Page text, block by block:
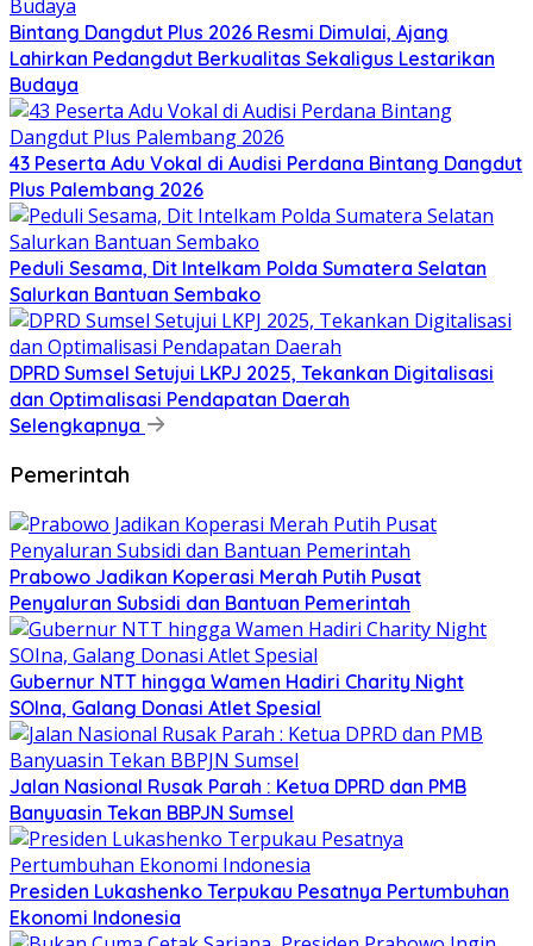
Bintang Dangdut Plus 2026 Resmi Dimulai, Ajang
Lahirkan Pedangdut Berkualitas Sekaligus Lestarikan
Budaya
43 Peserta Adu Vokal di Audisi Perdana Bintang Dangdut
Plus Palembang 2026
Peduli Sesama, Dit Intelkam Polda Sumatera Selatan
Salurkan Bantuan Sembako
DPRD Sumsel Setujui LKPJ 2025, Tekankan Digitalisasi
dan Optimalisasi Pendapatan Daerah
Selengkapnya
Pemerintah
Prabowo Jadikan Koperasi Merah Putih Pusat
Penyaluran Subsidi dan Bantuan Pemerintah
Gubernur NTT hingga Wamen Hadiri Charity Night
SOIna, Galang Donasi Atlet Spesial
Jalan Nasional Rusak Parah : Ketua DPRD dan PMB
Banyuasin Tekan BBPJN Sumsel
Presiden Lukashenko Terpukau Pesatnya Pertumbuhan
Ekonomi Indonesia